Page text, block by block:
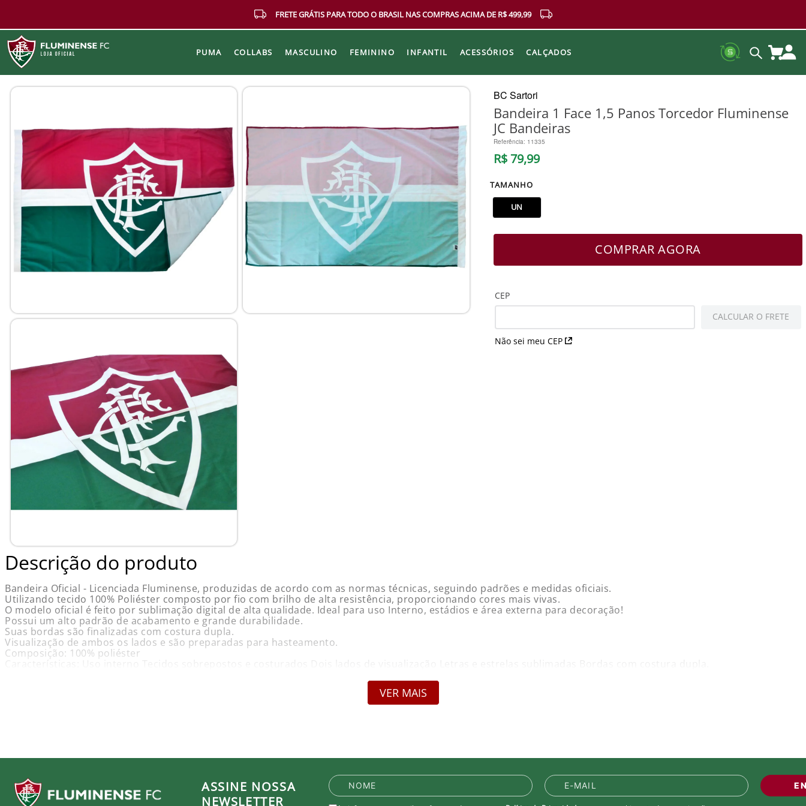
FRETE GRÁTIS PARA TODO O BRASIL NAS COMPRAS ACIMA DE R$ 499,99
PUMA COLLABS MASCULINO FEMININO INFANTIL ACESSÓRIOS CALÇADOS
BC Sartori
Bandeira 1 Face 1,5 Panos Torcedor Fluminense
JC Bandeiras
Referência: 11335
R$ 79,99
TAMANHO
UN
COMPRAR AGORA
CEP
Não sei meu CEP
CALCULAR O FRETE
Descrição do produto
Bandeira Oficial - Licenciada Fluminense, produzidas de acordo com as normas técnicas, seguindo padrões e medidas oficiais.
Utilizando tecido 100% Poliéster composto por fio com brilho de alta resistência, proporcionando cores mais vivas.
O modelo oficial é feito por sublimação digital de alta qualidade. Ideal para uso Interno, estádios e área externa para decoração!
Possui um alto padrão de acabamento e grande durabilidade.
Suas bordas são finalizadas com costura dupla.
Visualização de ambos os lados e são preparadas para hasteamento.
Composição: 100% poliéster
Diferenças entre Bandeiras de 1 Pano, 2 Panos, 3 Panos e 4 Panos: "Panos" é um padrão de medidas para Bandeiras Oficiais!
3 Panos = Medida 1,35x1,95m
INFORMAÇÕES DO PRODUTO:
VER MAIS
ASSINE NOSSA
NEWSLETTER